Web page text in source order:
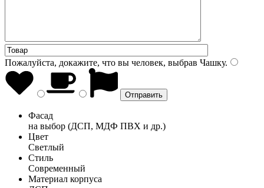
Пожалуйста, докажите, что вы человек, выбрав Чашку.
Фасад
на выбор (ДСП, МДФ ПВХ и др.)
Цвет
Светлый
Стиль
Современный
Материал корпуса